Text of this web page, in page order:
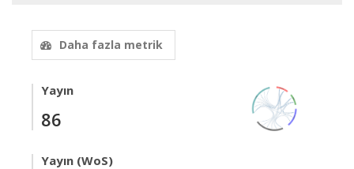
Daha fazla metrik
Yayın
86
Yayın (WoS)